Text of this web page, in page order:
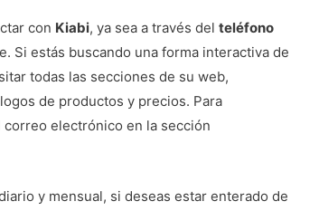
con Kiabi, ya sea a través delteléfono
Si estás buscando una forma interactiva de
todas las secciones de su web,
de productos y precios. Para
electrónico en la sección
y mensual, si deseas estar enterado de